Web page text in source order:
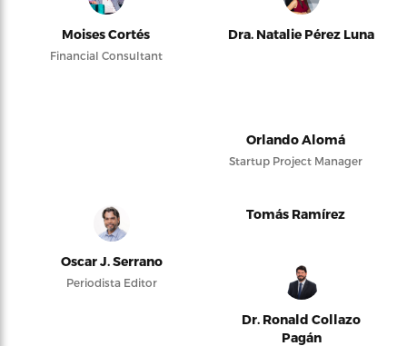
Moises Cortés
Financial Consultant
Dra. Natalie Pérez Luna
Orlando Alomá
Startup Project Manager
Oscar J. Serrano
Periodista Editor
Tomás Ramírez
Dr. Ronald Collazo
Pagán